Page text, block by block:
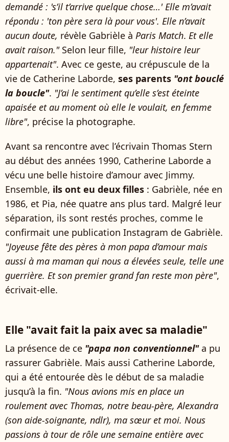
demandé : 's’il t’arrive quelque chose…' Elle m’avait
répondu : 'ton père sera là pour vous'. Elle n’avait
aucun doute, révèle Gabrièle à Paris Match. Et elle
avait raison."Selon leur fille, "leur histoire leur
appartenait". Avec ce geste, au crépuscule de la
vie de Catherine Laborde, ses parents "ont bouclé
la boucle". "J’ai le sentiment qu’elle s’est éteinte
apaisée et au moment où elle le voulait, en femme
libre", précise la photographe.
Avant sa rencontre avec l’écrivain Thomas Stern
au début des années 1990, Catherine Laborde a
vécu une belle histoire d’amour avec Jimmy.
Ensemble, ils ont eu deux filles : Gabrièle, née en
1986, et Pia, née quatre ans plus tard. Malgré leur
séparation, ils sont restés proches, comme le
confirmait une publication Instagram de Gabrièle.
"Joyeuse fête des pères à mon papa d’amour mais
aussi à ma maman qui nous a élevées seule, telle une
guerrière. Et son premier grand fan reste mon père",
écrivait-elle.
Elle "avait fait la paix avec sa maladie"
La présence de ce "papa non conventionnel"a pu
rassurer Gabrièle. Mais aussi Catherine Laborde,
qui a été entourée dès le début de sa maladie
jusqu’à la fin. "Nous avions mis en place un
roulement avec Thomas, notre beau-père, Alexandra
(son aide-soignante, ndlr), ma sœur et moi. Nous
passions à tour de rôle une semaine entière avec